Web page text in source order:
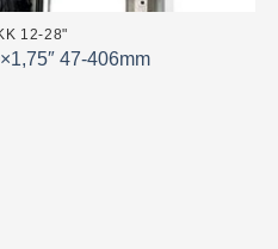
12-28"
47-406mm